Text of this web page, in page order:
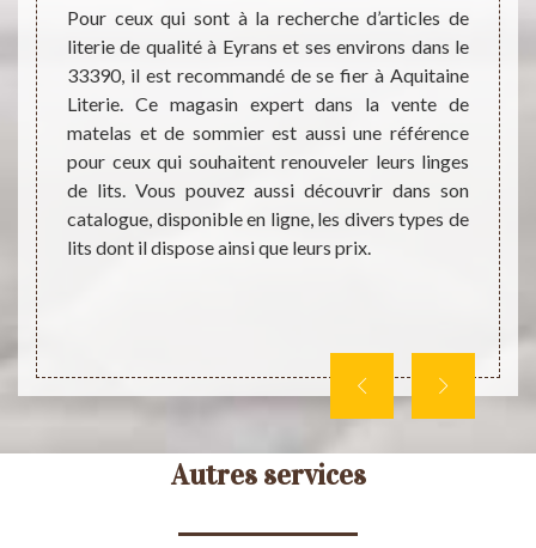
ils
des
vos
vous
son
Pour ceux qui sont à la recherche d’articles de
literie de qualité à Eyrans et ses environs dans le
33390, il est recommandé de se fier à Aquitaine
Literie. Ce magasin expert dans la vente de
matelas et de sommier est aussi une référence
pour ceux qui souhaitent renouveler leurs linges
de lits. Vous pouvez aussi découvrir dans son
catalogue, disponible en ligne, les divers types de
lits dont il dispose ainsi que leurs prix.
a
que
lits
Autres services